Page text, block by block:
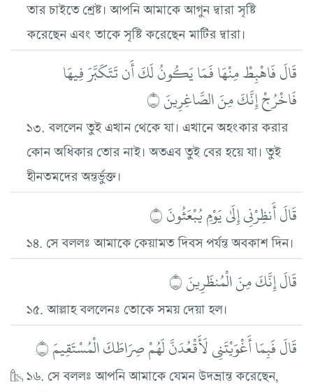
তার চাইতে শ্রেষ্ট। আপনি আমাকে আগুন দ্বারা সৃষ্টি
করেছেন এবং তাকে সৃষ্টি করেছেন মাটির দ্বারা।
قَالَ فَاهْبِطْ مِنْهَا فَمَا يَكُونُ لَكَ أَن تَتَكَبَّرَ فِيهَا
فَاخْرُجْ إِنَّكَ مِنَ الصَّاغِرِينَ ۝
১৩. বললেন তুই এখান থেকে যা। এখানে অহংকার করার
কোন অধিকার তোর নাই। অতএব তুই বের হয়ে যা। তুই
হীনতমদের অন্তর্ভুক্ত।
قَالَ أَنظِرْنِي إِلَىٰ يَوْمِ يُبْعَثُونَ ۝
১৪. সে বললঃ আমাকে কেয়ামত দিবস পর্যন্ত অবকাশ দিন।
قَالَ إِنَّكَ مِنَ الْمُنظَرِينَ ۝
১৫. আল্লাহ বললেনঃ তোকে সময় দেয়া হল।
قَالَ فَبِمَا أَغْوَيْتَنِي لَأَقْعُدَنَّ لَهُمْ صِرَاطَكَ الْمُسْتَقِيمَ ۝
১৬. সে বললঃ আপনি আমাকে যেমন উদভ্রান্ত করেছেন,